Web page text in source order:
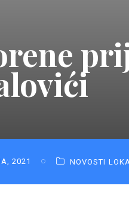
2021 NOVOSTI